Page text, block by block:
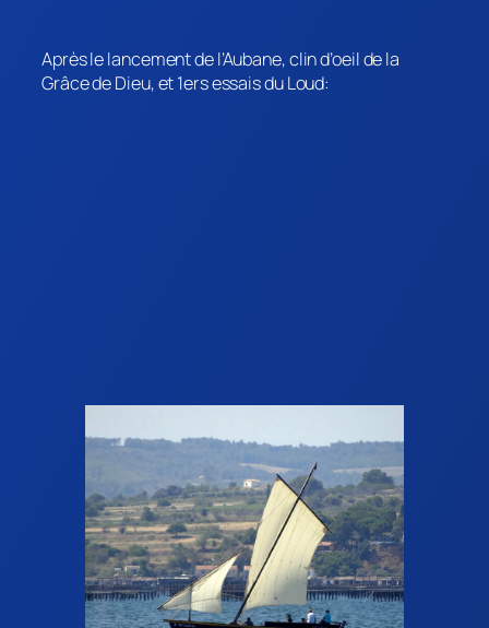
Après le lancement de l’Aubane, clin d’oeil de la
Grâce de Dieu, et 1ers essais du Loud: